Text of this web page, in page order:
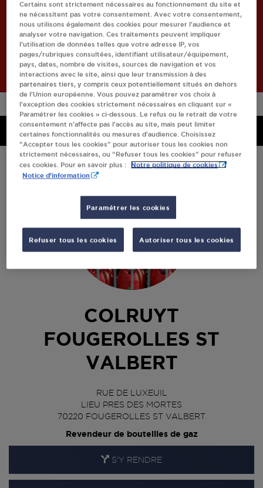
Recherchez un autre revendeur
Retourner à l'accueil
Menu
COLRUYT
FOUGEROLLES ST
VALBERT
RUE DE LUXEUIL
LIEU PRES DES MORTES
70220 FOUGEROLLES ST VALBERT
Revendeur de bouteilles de gaz
S'Y RENDRE
Certains sont strictement nécessaires au fonctionnement du site et
ne nécessitent pas votre consentement. Avec votre consentement,
nous utilisons également des cookies pour mesurer l’audience et
analyser votre navigation. Ces traitements peuvent impliquer
l’utilisation de données telles que votre adresse IP, vos
pages/rubriques consultées, identifiant utilisateur/équipement,
pays, dates, nombre de visites, sources de navigation et vos
interactions avec le site, ainsi que leur transmission à des
partenaires tiers, y compris ceux potentiellement situés en dehors
de l’Union européenne. Vous pouvez paramétrer vos choix à
l’exception des cookies strictement nécessaires en cliquant sur «
Paramétrer les cookies » ci-dessous. Le refus ou le retrait de votre
consentement n’affecte pas l’accès au site, mais peut limiter
certaines fonctionnalités ou mesures d’audience. Choisissez
“Accepter tous les cookies” pour autoriser tous les cookies non
strictement nécessaires, ou “Refuser tous les cookies” pour refuser
ces cookies. Pour en savoir plus :
Notre politique de cookies
Notice d'information
Paramétrer les cookies
Refuser tous les cookies Autoriser tous les cookies